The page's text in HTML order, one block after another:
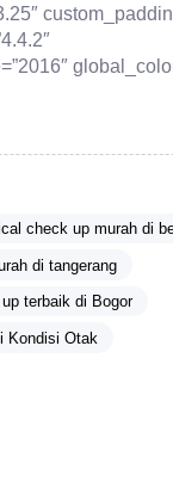
check up murah di
di tangerang
terbaik di Bogor
Kondisi Otak